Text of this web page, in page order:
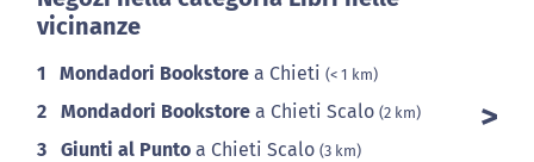
vicinanze
1 Mondadori Bookstore a Chieti (< 1 km)
2 Mondadori Bookstore a Chieti Scalo (2 km)
3 Giunti al Punto a Chieti Scalo (3 km)